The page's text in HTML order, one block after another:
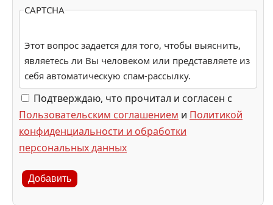
CAPTCHA
Этот вопрос задается для того, чтобы выяснить,
являетесь ли Вы человеком или представляете из
себя автоматическую спам-рассылку.
Подтверждаю, что прочитал и согласен с
Пользовательским соглашением и Политикой
конфиденциальности и обработки
персональных данных
Добавить